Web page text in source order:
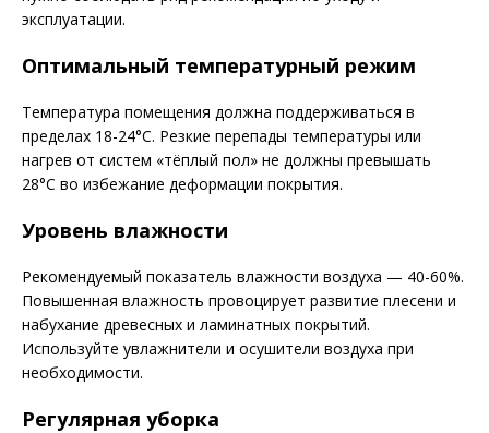
эксплуатации.
Оптимальный температурный режим
Температура помещения должна поддерживаться в
пределах 18-24°C. Резкие перепады температуры или
нагрев от систем «тёплый пол» не должны превышать
28°C во избежание деформации покрытия.
Уровень влажности
Рекомендуемый показатель влажности воздуха — 40-60%.
Повышенная влажность провоцирует развитие плесени и
набухание древесных и ламинатных покрытий.
Используйте увлажнители и осушители воздуха при
необходимости.
Регулярная уборка